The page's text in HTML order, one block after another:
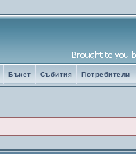
Потребители
Събития
Бъкет